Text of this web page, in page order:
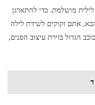
מושלמת. כדי להתארגן
אתם זקוקים לשידת לילה
הגדול בזירת עיצוב הפנים,